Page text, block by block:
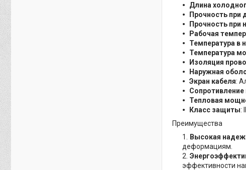
Длина
Прочность при
Прочность при
Рабочая
Температура в
Температура
Изоляция
Наружная
Экран кабеля:
Сопротивление
Тепловая
Класс защиты:
Преимущества
Высокая
деформациям.
эффективности